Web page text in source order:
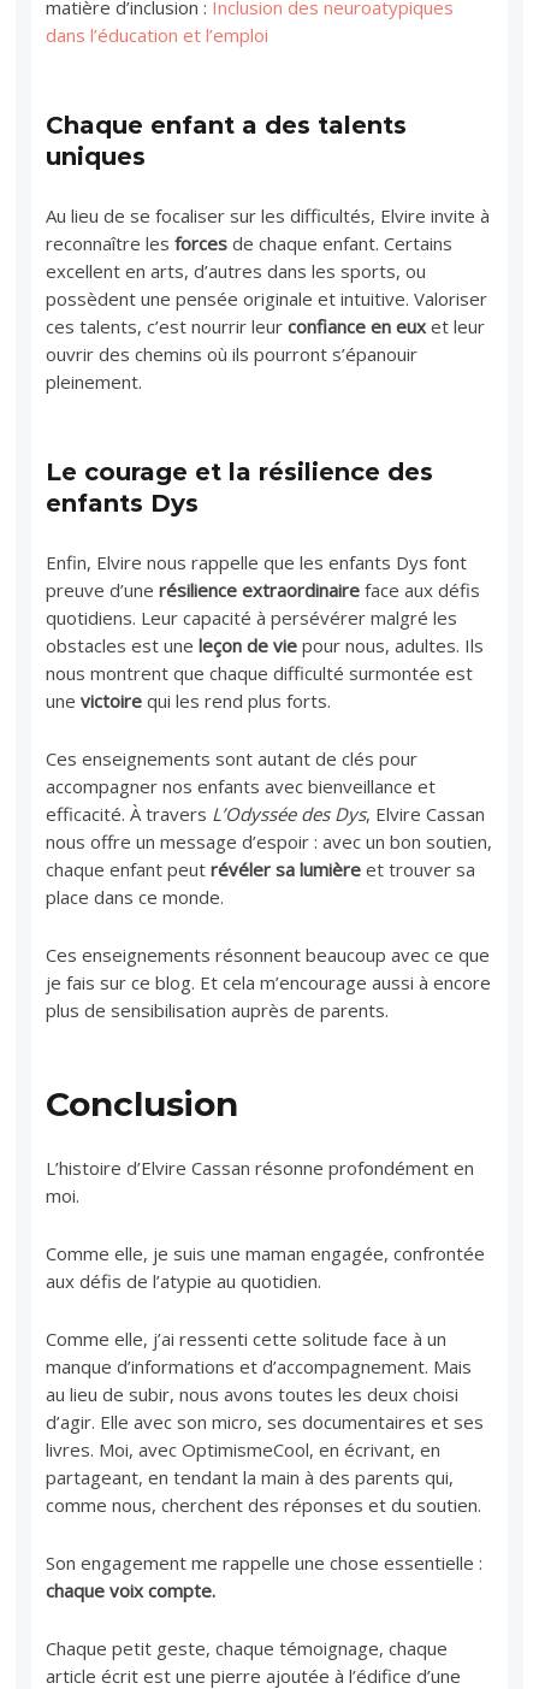
matière d’inclusion : Inclusion des neuroatypiques
dans l’éducation et l’emploi
Chaque enfant a des talents
uniques
Au lieu de se focaliser sur les difficultés, Elvire invite à
reconnaître lesforces de chaque enfant. Certains
excellent en arts, d’autres dans les sports, ou
possèdent une pensée originale et intuitive. Valoriser
ces talents, c’est nourrir leurconfiance en eux et leur
ouvrir des chemins où ils pourront s’épanouir
pleinement.
Le courage et la résilience des
enfants Dys
Enfin, Elvire nous rappelle que les enfants Dys font
preuve d’unerésilience extraordinaire face aux défis
quotidiens. Leur capacité à persévérer malgré les
obstacles est uneleçon de vie pour nous, adultes. Ils
nous montrent que chaque difficulté surmontée est
unevictoire qui les rend plus forts.
Ces enseignements sont autant de clés pour
accompagner nos enfants avec bienveillance et
efficacité. À travers L’Odyssée des Dys, Elvire Cassan
nous offre un message d’espoir : avec un bon soutien,
chaque enfant peutrévéler sa lumière et trouver sa
place dans ce monde.
Ces enseignements résonnent beaucoup avec ce que
je fais sur ce blog. Et cela m’encourage aussi à encore
plus de sensibilisation auprès de parents.
Conclusion
L’histoire d’Elvire Cassan résonne profondément en
moi.
Comme elle, je suis une maman engagée, confrontée
aux défis de l’atypie au quotidien.
Comme elle, j’ai ressenti cette solitude face à un
manque d’informations et d’accompagnement. Mais
au lieu de subir, nous avons toutes les deux choisi
d’agir. Elle avec son micro, ses documentaires et ses
livres. Moi, avec OptimismeCool, en écrivant, en
partageant, en tendant la main à des parents qui,
comme nous, cherchent des réponses et du soutien.
Son engagement me rappelle une chose essentielle :
chaque voix compte.
Chaque petit geste, chaque témoignage, chaque
article écrit est une pierre ajoutée à l’édifice d’une